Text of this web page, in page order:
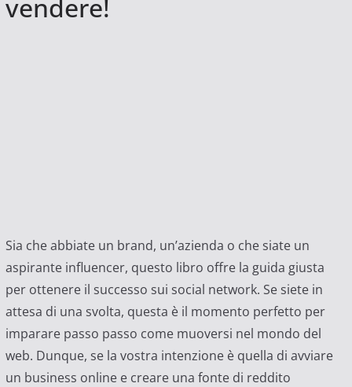
vendere!
Sia che abbiate un brand, un’azienda o che siate un
aspirante influencer, questo libro offre la guida giusta
per ottenere il successo sui social network. Se siete in
attesa di una svolta, questa è il momento perfetto per
imparare passo passo come muoversi nel mondo del
web. Dunque, se la vostra intenzione è quella di avviare
un business online e creare una fonte di reddito